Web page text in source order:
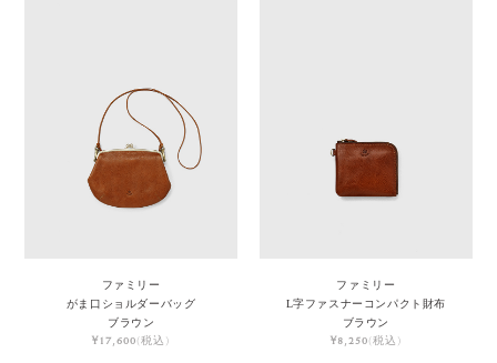
ファミリー
がま口ショルダーバッグ
ブラウン
¥17,600(税込)
ファミリー
L字ファスナーコンパクト財布
ブラウン
¥8,250(税込)